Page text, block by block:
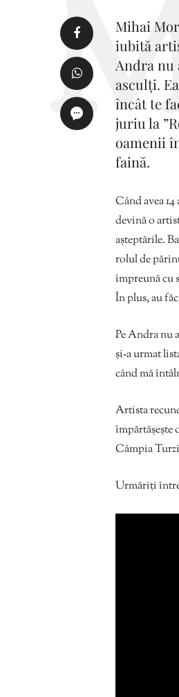
Mihai
iubită
Andra nu
asculți.
încât te
juriu la
oamenii
faină.
Când avea
devină o
așteptările.
rolul de
împreună cu
În plus, au
Pe Andra nu
și-a urmat
când mă
Artista
împărtășește
Câmpia
Urmăriți